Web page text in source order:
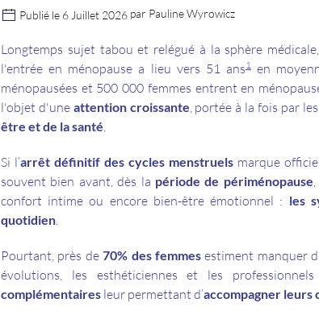
Publié le 6 Juillet 2026 par Pauline Wyrowicz
Longtemps sujet tabou et relégué à la sphère médicale,
l'entrée en ménopause a lieu vers 51 ans1 en
ménopausées et 500 000 femmes entrent en
l'objet d'une attention croissante, portée à la fois par
être et de la santé.
Si l’arrêt définitif des cycles menstruels marque
souvent bien avant, dès la période de périménopause
confort intime ou encore bien-être émotionnel : les
quotidien.
Pourtant, près de70% des femmes estiment manquer
évolutions, les esthéticiennes et les
complémentaires leur permettant d’accompagner leurs